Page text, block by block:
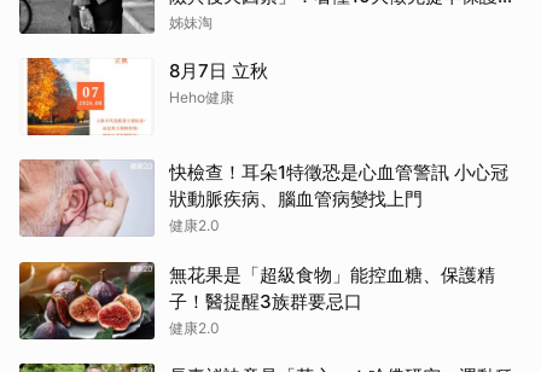
腦
姊妹淘
8月7日 立秋
Heho健康
快檢查！耳朵1特徵恐是心血管警訊 小心冠
狀動脈疾病、腦血管病變找上門
健康2.0
無花果是「超級食物」能控血糖、保護精
子！醫提醒3族群要忌口
健康2.0